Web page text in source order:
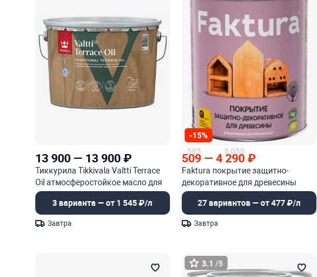
13 900 — 13 900₽
Тиккурила Tikkivala Valtti Terrace
Oil атмосферостойкое масло для
террас и садовой мебели
3 варианта — от 1 545 ₽/л
Завтра
-15%
585
509 — 5 050
4 290₽
Faktura покрытие защитно-
декоративное для древесины
27 вариантов — от 477 ₽/л
Завтра
3.1 /5